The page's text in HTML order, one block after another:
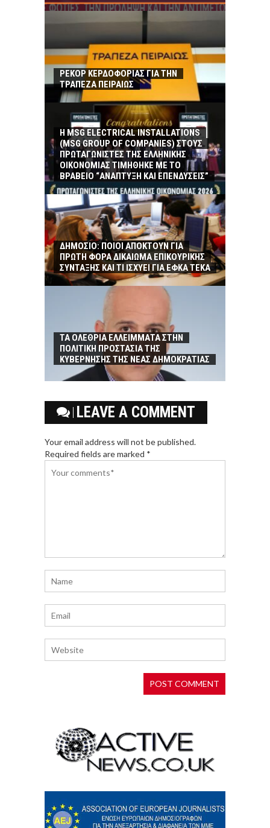
ΡΕΚΟΡ ΚΕΡΔΟΦΟΡΙΑΣ ΓΙΑ ΤΗΝ
ΤΡΑΠΕΖΑ ΠΕΙΡΑΙΩΣ
Η MSG ELECTRICAL INSTALLATIONS
(MSG GROUP ΟF COMPANIES) ΣΤΟΥΣ
ΠΡΩΤΑΓΩΝΙΣΤΕΣ ΤΗΣ ΕΛΛΗΝΙΚΗΣ
ΟΙΚΟΝΟΜΙΑΣ ΤΙΜΗΘΗΚΕ ΜΕ ΤΟ
ΒΡΑΒΕΙΟ “ΑΝΑΠΤΥΞΗ ΚΑΙ ΕΠΕΝΔΥΣΕΙΣ”
ΔΗΜΟΣΙΟ: ΠΟΙΟΙ ΑΠΟΚΤΟΥΝ ΓΙΑ
ΠΡΩΤΗ ΦΟΡΑ ΔΙΚΑΙΩΜΑ ΕΠΙΚΟΥΡΙΚΗΣ
ΣΥΝΤΑΞΗΣ ΚΑΙ ΤΙ ΙΣΧΥΕΙ ΓΙΑ ΕΦΚΑ ΤΕΚΑ
ΤΑ ΟΛΕΘΡΙΑ ΕΛΛΕΙΜΜΑΤΑ ΣΤΗΝ
ΠΟΛΙΤΙΚΗ ΠΡΟΣΤΑΣΙΑ ΤΗΣ
ΚΥΒΕΡΝΗΣΗΣ ΤΗΣ ΝΕΑΣ ΔΗΜΟΚΡΑΤΙΑΣ
LEAVE A COMMENT
Your email address will not be published.
Required fields are marked *